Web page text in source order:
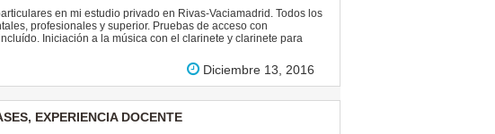
en mi estudio privado en Rivas-Vaciamadrid. Todos los
profesionales y superior. Pruebas de acceso con
Iniciación a la música con el clarinete y clarinete para
Diciembre 13, 2016
EXPERIENCIA DOCENTE